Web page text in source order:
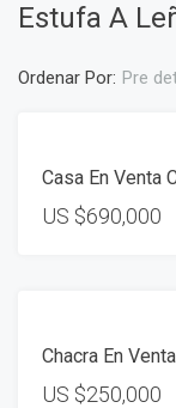
Estufa A
Ordenar Por: Pre
Casa En Venta
US $690,000
Chacra En
US $250,000